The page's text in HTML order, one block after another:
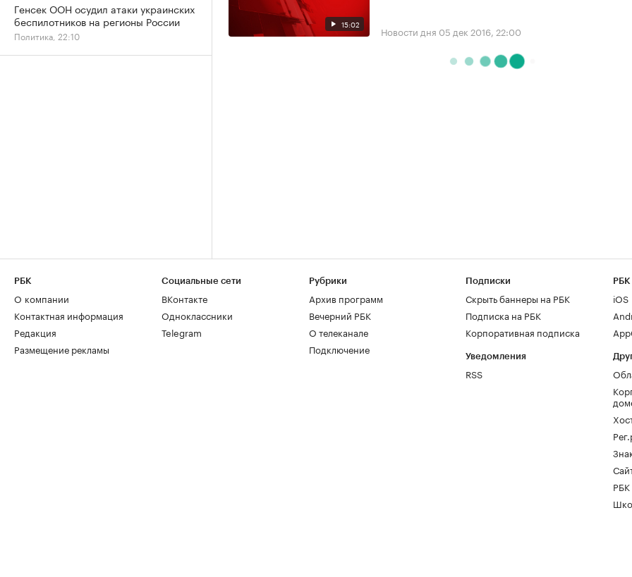
15:02 Новости дня 05 дек 2016, 22:00
Генсек ООН осудил атаки украинских
беспилотников на регионы России
Политика, 22:10
РБК
О компании
Контактная информация
Редакция
Размещение рекламы
Социальные сети
ВКонтакте
Одноклассники
Telegram
Рубрики
Архив программ
Вечерний РБК
О телеканале
Подключение
Подписки
Скрыть баннеры на РБК
Подписка на РБК
Корпоративная подписка
Уведомления
RSS
РБК
iOS